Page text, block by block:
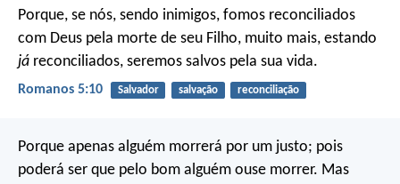
Porque, se nós, sendo inimigos, fomos reconciliados
com Deus pela morte de seu Filho, muito mais, estando
já reconciliados, seremos salvos pela sua vida.
Romanos 5:10 Salvador salvação reconciliação
Porque apenas alguém morrerá por um justo; pois
poderá ser que pelo bom alguém ouse morrer. Mas